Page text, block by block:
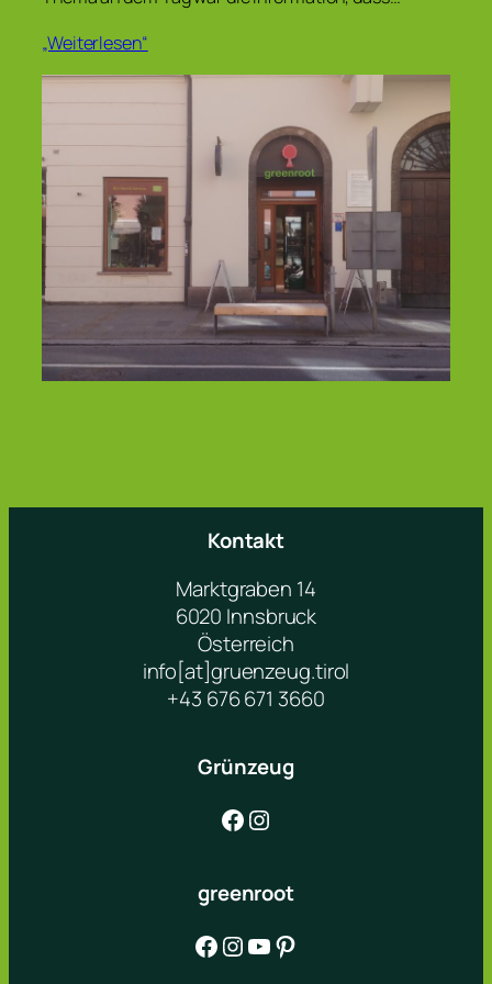
„Weiterlesen“
Kontakt
Marktgraben 14
6020 Innsbruck
Österreich
info[at]gruenzeug.tirol
+43 676 671 3660
Grünzeug
Facebook Instagram
greenroot
Facebook Instagram YouTube Pinterest